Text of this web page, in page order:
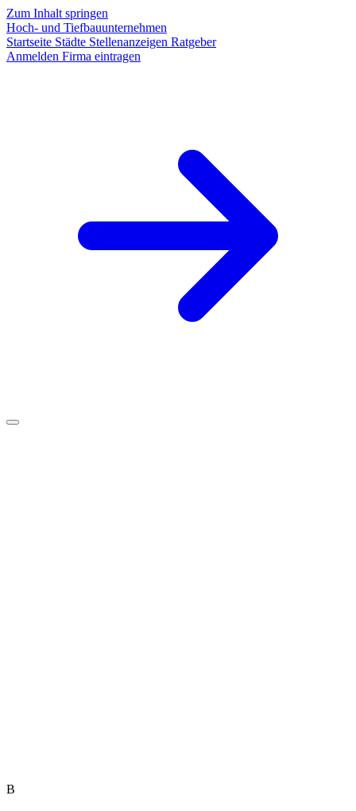
Zum Inhalt springen
Hoch- und Tiefbauunternehmen
Startseite Städte Stellenanzeigen Ratgeber
Anmelden Firma eintragen
B